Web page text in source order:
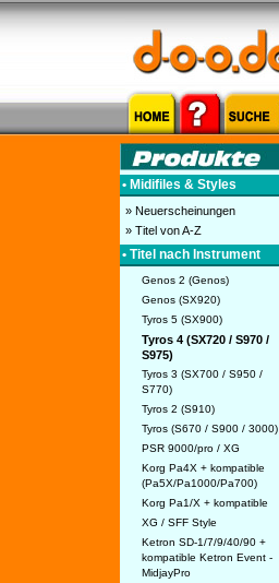
• Midifiles & Styles
» Neuerscheinungen
» Titel von A-Z
• Titel nach Instrument
Genos 2 (Genos)
Genos (SX920)
Tyros 5 (SX900)
Tyros 4 (SX720 / S970 /
S975)
Tyros 3 (SX700 / S950 /
S770)
Tyros 2 (S910)
Tyros (S670 / S900 / 3000)
PSR 9000/pro / XG
Korg Pa4X + kompatible
(Pa5X/Pa1000/Pa700)
Korg Pa1/X + kompatible
XG / SFF Style
Ketron SD-1/7/9/40/90 +
kompatible Ketron Event -
MidjayPro